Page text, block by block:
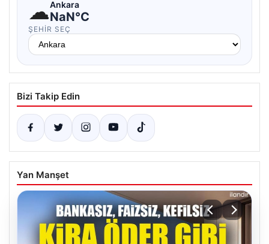
☁Ankara
NaN°C
ŞEHIR SEÇ
Bizi Takip Edin
Yan Manşet